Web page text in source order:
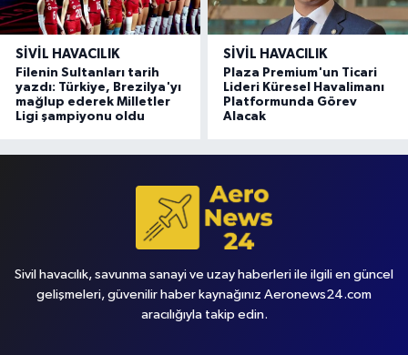
SIVIL HAVACILIK
Filenin Sultanları tarih
yazdı: Türkiye, Brezilya'yı
mağlup ederek Milletler
Ligi şampiyonu oldu
SIVIL HAVACILIK
Plaza Premium'un Ticari
Lideri Küresel Havalimanı
Platformunda Görev
Alacak
Sivil havacılık, savunma sanayi ve uzay haberleri ile ilgili en güncel
gelişmeleri, güvenilir haber kaynağınız Aeronews24.com
aracılığıyla takip edin.